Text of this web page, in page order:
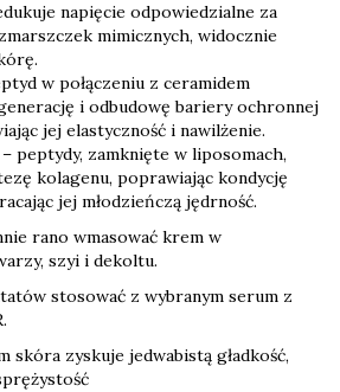
napięcie odpowiedzialne za
mimicznych, widocznie
w połączeniu z ceramidem
i odbudowę bariery ochronnej
jej elastyczność i nawilżenie.
– peptydy, zamknięte w liposomach,
kolagenu, poprawiając kondycję
jej młodzieńczą jędrność.
rano wmasować krem w
szyi i dekoltu.
stosować z wybranym serum z
skóra zyskuje jedwabistą gładkość,